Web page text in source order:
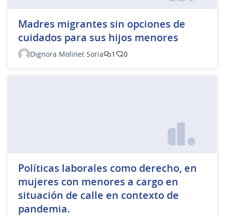
Madres migrantes sin opciones de
cuidados para sus hijos menores
Dignora Molinet Soria 1 0
Políticas laborales como derecho, en
mujeres con menores a cargo en
situación de calle en contexto de
pandemia.